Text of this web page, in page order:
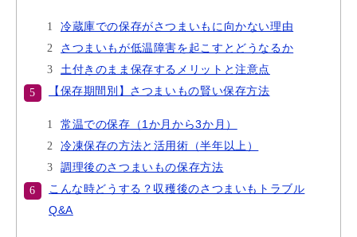
冷蔵庫での保存がさつまいもに向かない理由
さつまいもが低温障害を起こすとどうなるか
土付きのまま保存するメリットと注意点
【保存期間別】さつまいもの賢い保存方法
常温での保存（1か月から3か月）
冷凍保存の方法と活用術（半年以上）
調理後のさつまいもの保存方法
こんな時どうする？収穫後のさつまいもトラブル
Q&A